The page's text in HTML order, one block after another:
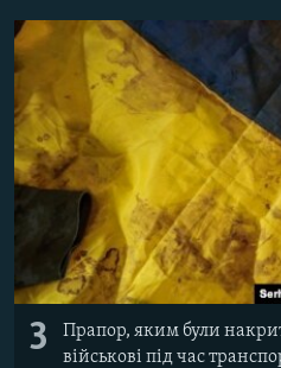
3
Прапор, яким були
військові під час